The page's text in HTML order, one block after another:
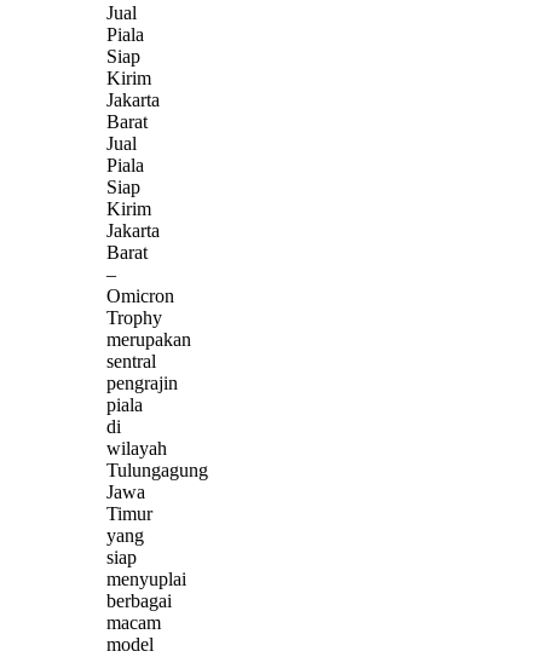
Jual
Piala
Siap
Kirim
Jakarta
Barat
Jual
Piala
Siap
Kirim
Jakarta
Barat
–
Omicron
Trophy
merupakan
sentral
pengrajin
piala
di
wilayah
Tulungagung
Jawa
Timur
yang
siap
menyuplai
berbagai
macam
model